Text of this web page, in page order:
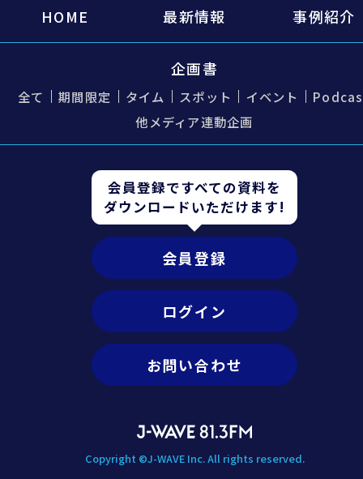
HOME 最新情報 事例紹介
企画書
全て 期間限定 タイム スポット イベント
他メディア連動企画
会員登録ですべての資料を
ダウンロードいただけます!
会員登録
ログイン
お問い合わせ
Copyright ©J-WAVE Inc. All rights reserved.